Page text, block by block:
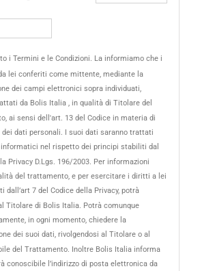
i Termini e le Condizioni. La informiamo che i
lei conferiti come mittente, mediante la
dei campi elettronici sopra individuati,
da Bolis Italia , in qualità di Titolare del
ai sensi dell'art. 13 del Codice in materia di
dei dati personali. I suoi dati saranno trattati
informatici nel rispetto dei principi stabiliti dal
Privacy D.Lgs. 196/2003. Per informazioni
del trattamento, e per esercitare i diritti a lei
dall’art 7 del Codice della Privacy, potrà
Titolare di Bolis Italia. Potrà comunque
in ogni momento, chiedere la
dei suoi dati, rivolgendosi al Titolare o al
del Trattamento. Inoltre Bolis Italia informa
conoscibile l’indirizzo di posta elettronica da